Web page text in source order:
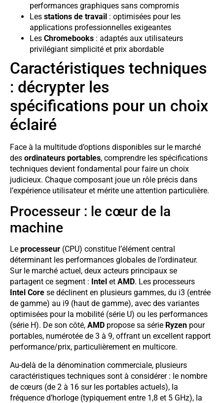
performances graphiques sans compromis
Les stations de travail : optimisées pour les
applications professionnelles exigeantes
Les Chromebooks : adaptés aux utilisateurs
privilégiant simplicité et prix abordable
Caractéristiques techniques
: décrypter les
spécifications pour un choix
éclairé
Face à la multitude d’options disponibles sur le marché
des ordinateurs portables, comprendre les spécifications
techniques devient fondamental pour faire un choix
judicieux. Chaque composant joue un rôle précis dans
l’expérience utilisateur et mérite une attention particulière.
Processeur : le cœur de la
machine
Le processeur (CPU) constitue l’élément central
déterminant les performances globales de l’ordinateur.
Sur le marché actuel, deux acteurs principaux se
partagent ce segment : Intel et AMD. Les processeurs
Intel Core se déclinent en plusieurs gammes, du i3 (entrée
de gamme) au i9 (haut de gamme), avec des variantes
optimisées pour la mobilité (série U) ou les performances
(série H). De son côté, AMD propose sa série Ryzen pour
portables, numérotée de 3 à 9, offrant un excellent rapport
performance/prix, particulièrement en multicore.
Au-delà de la dénomination commerciale, plusieurs
caractéristiques techniques sont à considérer : le nombre
de cœurs (de 2 à 16 sur les portables actuels), la
fréquence d’horloge (typiquement entre 1,8 et 5 GHz), la